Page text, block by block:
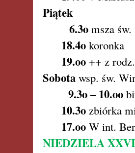
Piątek
6.3o msza św.
18.4okoronka
19.oo++ z
Sobota wsp. św.
9.3o– 10.oo
10.3o zbiórka
17.ooW int.
NIEDZIELA XXVI